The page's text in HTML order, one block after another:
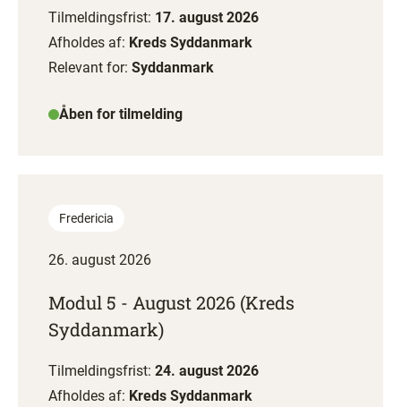
Tilmeldingsfrist: 17. august 2026
Afholdes af: Kreds Syddanmark
Relevant for: Syddanmark
Åben for tilmelding
Fredericia
26. august 2026
Modul 5 - August 2026 (Kreds
Syddanmark)
Tilmeldingsfrist: 24. august 2026
Afholdes af: Kreds Syddanmark